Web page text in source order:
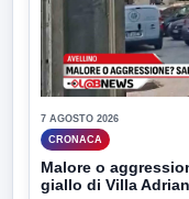
7 AGOSTO 2026
CRONACA
Malore o
giallo di Villa